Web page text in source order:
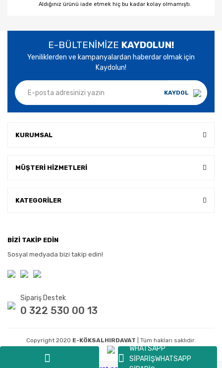
WHATSAPP
SİPARİŞWHATSAPP
Aldığınız ürünü iade etmek hiç bu kadar kolay olmamıştı.
E-BÜLTENİMİZE KAYDOLUN!
Yeniliklerden ve kampanyalardan haberdar olmak için
Kaydolun!
KAYDOL
KURUMSAL
MÜŞTERİ HİZMETLERİ
KATEGORİLER
BİZİ TAKİP EDİN
Sosyal medyada bizi takip edin!
Sipariş Destek
0 322 530 00 13
Copyright 2020 E-KÖKSALHIRDAVAT | Tüm hakları saklıdır.